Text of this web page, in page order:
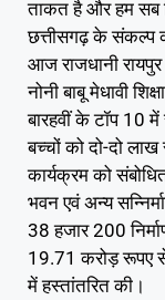
ताकत है और हम सब
छत्तीसगढ़ के संकल्प
आज राजधानी
नोनी बाबू मेधावी
बारहवीं के टॉप 10
बच्चों को दो-दो
कार्यक्रम को
भवन एवं अन्य
38 हजार 200
19.71 करोड़ रूपए से
में हस्तांतरित की।